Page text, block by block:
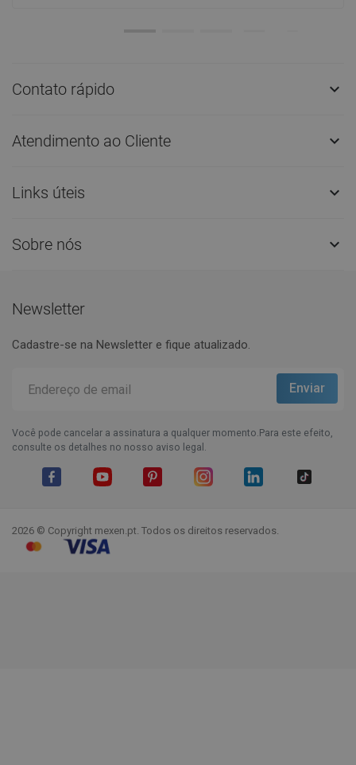
Contato rápido 
Atendimento ao Cliente 
Links úteis 
Sobre nós 
Newsletter
Cadastre-se na Newsletter e fique atualizado.
Você pode cancelar a assinatura a qualquer momento.Para este efeito,
consulte os detalhes no nosso aviso legal.
2026 © Copyright mexen.pt. Todos os direitos reservados.